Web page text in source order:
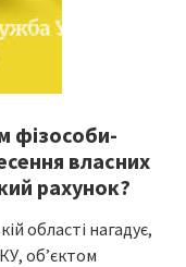
фізособи-
власних
рахунок?
області нагадує,
об’єктом